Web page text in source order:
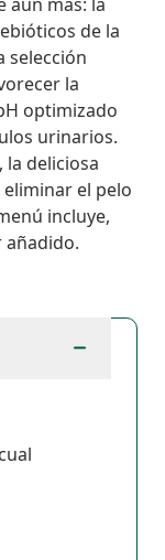
de la
selección
la
optimizado
urinarios.
la deliciosa
el pelo
incluye,
añadido.